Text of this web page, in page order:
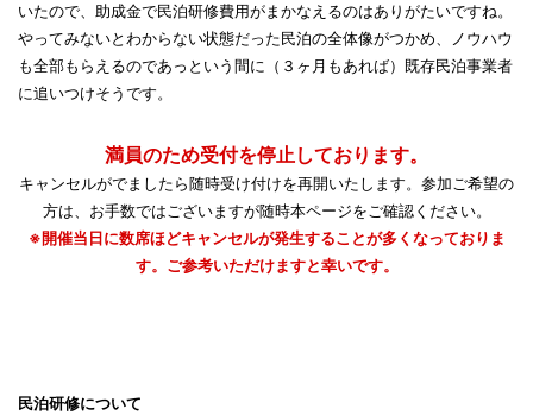
いたので、助成金で民泊研修費用がまかなえるのはありがたいですね。
やってみないとわからない状態だった民泊の全体像がつかめ、ノウハウ
も全部もらえるのであっという間に（３ヶ月もあれば）既存民泊事業者
に追いつけそうです。
満員のため受付を停止しております。
キャンセルがでましたら随時受け付けを再開いたします。参加ご希望の
方は、お手数ではございますが随時本ページをご確認ください。
※開催当日に数席ほどキャンセルが発生することが多くなっておりま
す。ご参考いただけますと幸いです。
民泊研修について